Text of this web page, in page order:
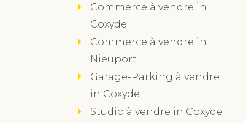
Commerce à vendre in
Coxyde
Commerce à vendre in
Nieuport
Garage-Parking à vendre
in Coxyde
Studio à vendre in Coxyde